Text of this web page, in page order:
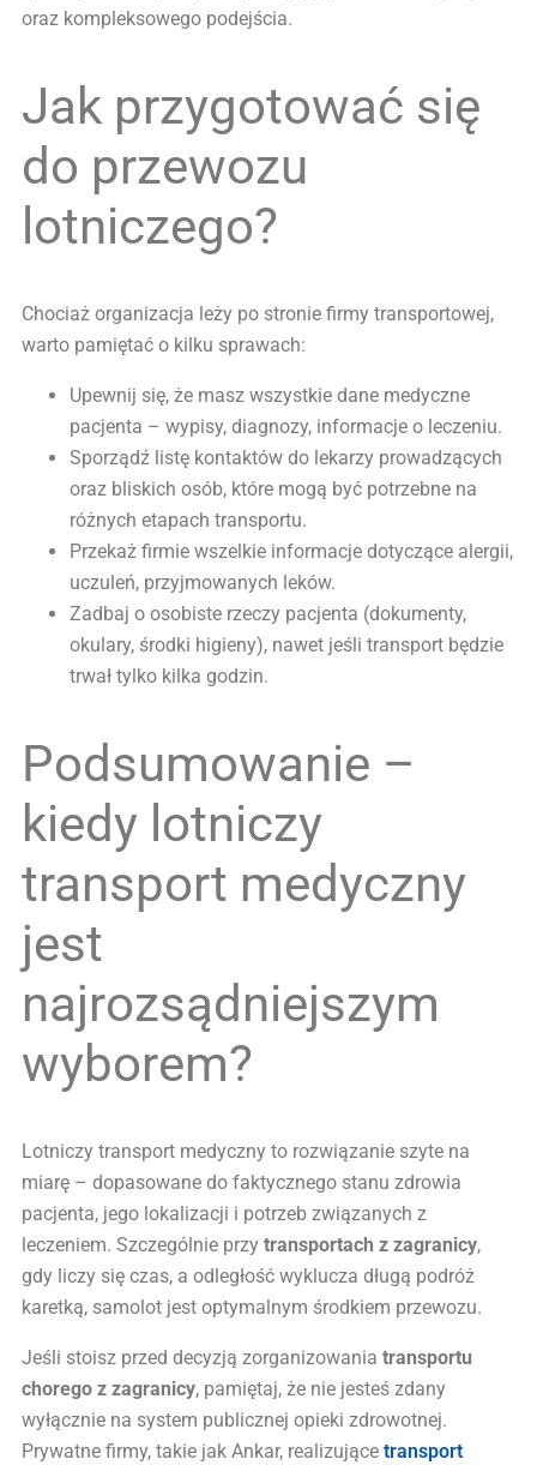
oraz kompleksowego podejścia.
Jak przygotować się
do przewozu
lotniczego?
Chociaż organizacja leży po stronie firmy transportowej,
warto pamiętać o kilku sprawach:
Upewnij się, że masz wszystkie dane medyczne
pacjenta – wypisy, diagnozy, informacje o leczeniu.
Sporządź listę kontaktów do lekarzy prowadzących
oraz bliskich osób, które mogą być potrzebne na
różnych etapach transportu.
Przekaż firmie wszelkie informacje dotyczące alergii,
uczuleń, przyjmowanych leków.
Zadbaj o osobiste rzeczy pacjenta (dokumenty,
okulary, środki higieny), nawet jeśli transport będzie
trwał tylko kilka godzin.
Podsumowanie –
kiedy lotniczy
transport medyczny
jest
najrozsądniejszym
wyborem?
Lotniczy transport medyczny to rozwiązanie szyte na
miarę – dopasowane do faktycznego stanu zdrowia
pacjenta, jego lokalizacji i potrzeb związanych z
leczeniem. Szczególnie przy transportach z zagranicy,
gdy liczy się czas, a odległość wyklucza długą podróż
karetką, samolot jest optymalnym środkiem przewozu.
Jeśli stoisz przed decyzją zorganizowania transportu
chorego z zagranicy, pamiętaj, że nie jesteś zdany
wyłącznie na system publicznej opieki zdrowotnej.
Prywatne firmy, takie jak Ankar, realizujące transport